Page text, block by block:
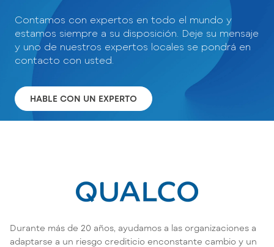
Contamos con expertos en todo el mundo y
estamos siempre a su disposición. Deje su mensaje
y uno de nuestros expertos locales se pondrá en
contacto con usted.
HABLE CON UN EXPERTO
Durante más de 20 años, ayudamos a las organizaciones a
adaptarse a un riesgo crediticio enconstante cambio y un